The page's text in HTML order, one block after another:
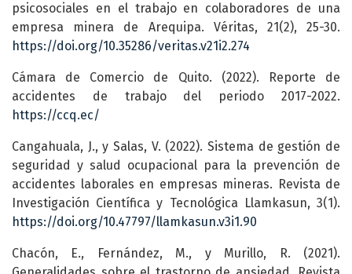
psicosociales en el trabajo en colaboradores de una
empresa minera de Arequipa. Véritas, 21(2), 25-30.
https://doi.org/10.35286/veritas.v21i2.274
Cámara de Comercio de Quito. (2022). Reporte de
accidentes de trabajo del periodo 2017-2022.
https://ccq.ec/
Cangahuala, J., y Salas, V. (2022). Sistema de gestión de
seguridad y salud ocupacional para la prevención de
accidentes laborales en empresas mineras. Revista de
Investigación Científica y Tecnológica Llamkasun, 3(1).
https://doi.org/10.47797/llamkasun.v3i1.90
Chacón, E., Fernández, M., y Murillo, R. (2021).